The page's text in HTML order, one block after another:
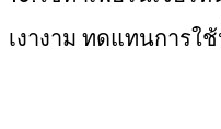
เงางาม ทดแทนการใ